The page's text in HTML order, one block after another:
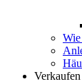
Verkaufen